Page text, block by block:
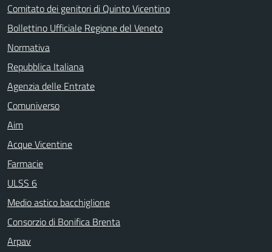
Comitato dei genitori di Quinto Vicentino
Bollettino Ufficiale Regione del Veneto
Normativa
Repubblica Italiana
Agenzia delle Entrate
Comuniverso
Aim
Acque Vicentine
Farmacie
ULSS 6
Medio astico bacchiglione
Consorzio di Bonifica Brenta
Arpav